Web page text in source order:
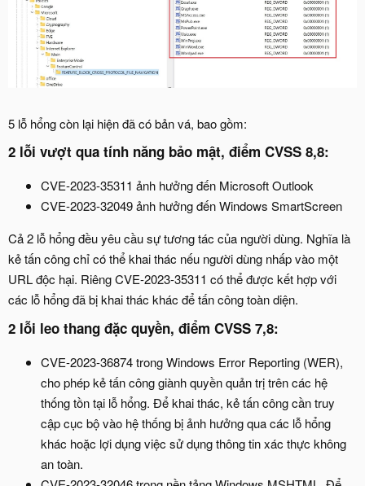
5 lỗ hổng còn lại hiện đã có bản vá, bao gồm:
2 lỗi vượt qua tính năng bảo mật, điểm CVSS 8,8:​
CVE-2023-35311 ảnh hưởng đến Microsoft Outlook
CVE-2023-32049 ảnh hưởng đến Windows SmartScreen
Cả 2 lỗ hổng đều yêu cầu sự tương tác của người dùng. Nghĩa là
kẻ tấn công chỉ có thể khai thác nếu người dùng nhấp vào một
URL độc hại. Riêng CVE-2023-35311 có thể được kết hợp với
các lỗ hổng đã bị khai thác khác để tấn công toàn diện.
2 lỗi leo thang đặc quyền, điểm CVSS 7,8:​
CVE-2023-36874 trong Windows Error Reporting (WER),
cho phép kẻ tấn công giành quyền quản trị trên các hệ
thống tồn tại lỗ hổng. Để khai thác, kẻ tấn công cần truy
cập cục bộ vào hệ thống bị ảnh hưởng qua các lỗ hổng
khác hoặc lợi dụng việc sử dụng thông tin xác thực không
an toàn.